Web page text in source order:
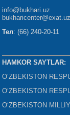
info@bukhari.uz
bukharicenter@exat.uz
Тел: (66) 240-20-11
HAMKOR SAYTLAR:
O‘ZBEKISTON
O‘ZBEKISTON
O‘ZBEKISTON